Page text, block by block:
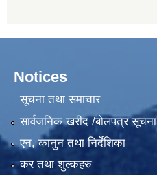
Notices
सूचना तथा समाचार
सार्वजनिक खरीद /बोलपत्र सूचना
एन, कानुन तथा निर्देशिका
कर तथा शुल्कहरु